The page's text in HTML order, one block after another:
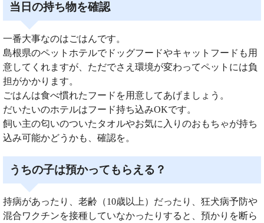
当日の持ち物を確認
一番大事なのはごはんです。
島根県のペットホテルでドッグフードやキャットフードも用
意してくれますが、ただでさえ環境が変わってペットには負
担がかかります。
ごはんは食べ慣れたフードを用意してあげましょう。
だいたいのホテルはフード持ち込みOKです。
飼い主の匂いのついたタオルやお気に入りのおもちゃが持ち
込み可能かどうかも、確認を。
うちの子は預かってもらえる？
持病があったり、老齢（10歳以上）だったり、狂犬病予防や
混合ワクチンを接種していなかったりすると、預かりを断ら